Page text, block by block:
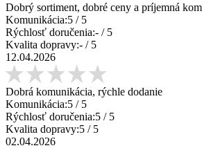
Dobrý sortiment, dobré ceny a príjemná
Komunikácia:5 / 5
Rýchlosť doručenia:- / 5
Kvalita dopravy:- / 5
12.04.2026
Dobrá komunikácia, rýchle dodanie
Komunikácia:5 / 5
Rýchlosť doručenia:5 / 5
Kvalita dopravy:5 / 5
02.04.2026